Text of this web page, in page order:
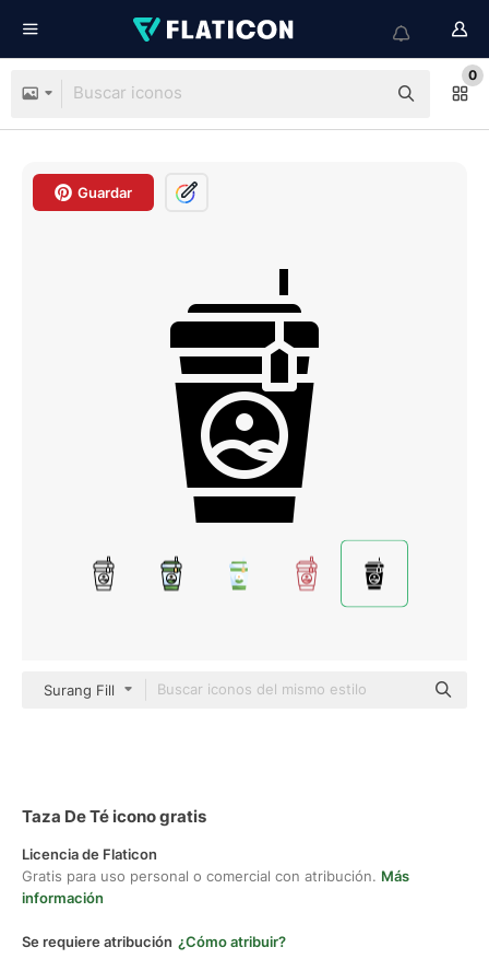
0
Guardar
Surang Fill
Taza De Té icono gratis
Licencia de Flaticon
Gratis para uso personal o comercial con atribución. Más
información
Se requiere atribución ¿Cómo atribuir?